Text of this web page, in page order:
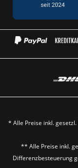
* Alle Preise inkl.
** Alle Preise inkl.
Differenzbesteuerung